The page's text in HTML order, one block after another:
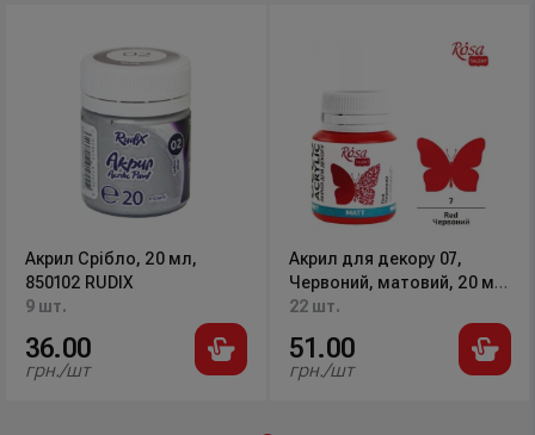
Акрил Срібло, 20 мл,
850102 RUDIX
9 шт.
36.00
грн./шт
Акрил для декору 07,
Червоний, матовий, 20 мл,
ROSA Talent
22 шт.
51.00
грн./шт